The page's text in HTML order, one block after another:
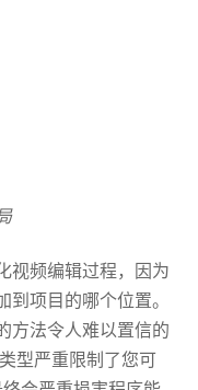
视频编辑过程，因为
到项目的哪个位置。
方法令人难以置信的
型严重限制了您可